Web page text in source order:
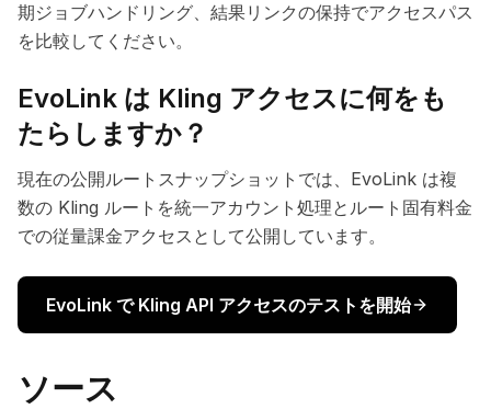
期ジョブハンドリング、結果リンクの保持でアクセスパス
を比較してください。
EvoLink は Kling アクセスに何をも
たらしますか？
現在の公開ルートスナップショットでは、EvoLink は複
数の Kling ルートを統一アカウント処理とルート固有料金
での従量課金アクセスとして公開しています。
EvoLink で Kling API アクセスのテストを開始
ソース